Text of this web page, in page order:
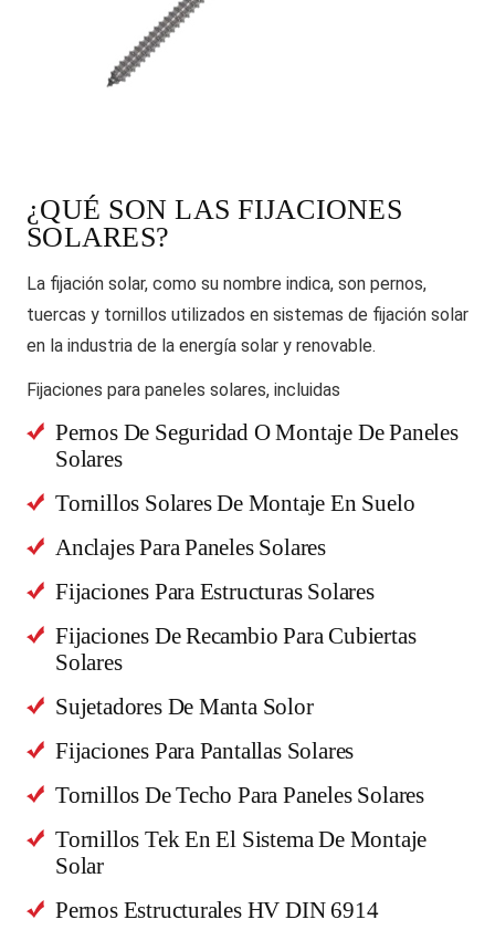
¿QUÉ SON LAS FIJACIONES
SOLARES?
La fijación solar, como su nombre indica, son pernos,
tuercas y tornillos utilizados en sistemas de fijación solar
en la industria de la energía solar y renovable.
Fijaciones para paneles solares, incluidas
Pernos De Seguridad O Montaje De Paneles
Solares
Tornillos Solares De Montaje En Suelo
Anclajes Para Paneles Solares
Fijaciones Para Estructuras Solares
Fijaciones De Recambio Para Cubiertas
Solares
Sujetadores De Manta Solor
Fijaciones Para Pantallas Solares
Tornillos De Techo Para Paneles Solares
Tornillos Tek En El Sistema De Montaje
Solar
Pernos Estructurales HV DIN 6914